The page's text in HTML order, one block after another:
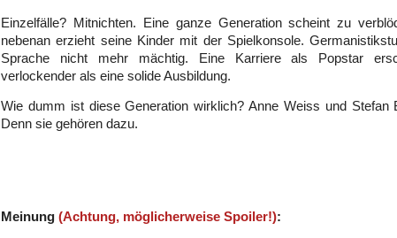
Einzelfälle? Mitnichten. Eine ganze Generation scheint zu
nebenan erzieht seine Kinder mit der Spielkonsole.
Sprache nicht mehr mächtig. Eine Karriere als Popstar
verlockender als eine solide Ausbildung.
Wie dumm ist diese Generation wirklich? Anne Weiss und Stefan
Denn sie gehören dazu.
Meinung (Achtung, möglicherweise Spoiler!):